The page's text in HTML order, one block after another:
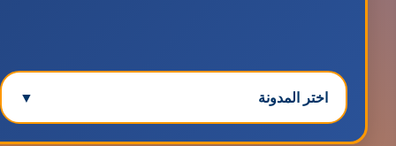
اختر المدونة ▼